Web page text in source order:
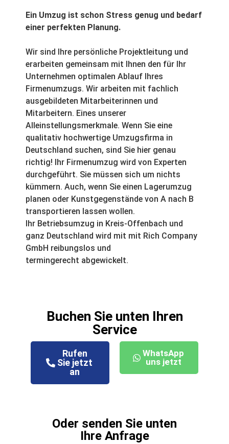
Ein Umzug ist schon Stress genug und bedarf
einer perfekten Planung.
Wir sind Ihre persönliche Projektleitung und
erarbeiten gemeinsam mit Ihnen den für Ihr
Unternehmen optimalen Ablauf Ihres
Firmenumzugs. Wir arbeiten mit fachlich
ausgebildeten Mitarbeiterinnen und
Mitarbeitern. Eines unserer
Alleinstellungsmerkmale. Wenn Sie eine
qualitativ hochwertige Umzugsfirma in
Deutschland suchen, sind Sie hier genau
richtig! Ihr Firmenumzug wird von Experten
durchgeführt. Sie müssen sich um nichts
kümmern. Auch, wenn Sie einen Lagerumzug
planen oder Kunstgegenstände von A nach B
transportieren lassen wollen.
Ihr Betriebsumzug in Kreis-Offenbach und
ganz Deutschland wird mit mit Rich Company
GmbH reibungslos und
termingerecht abgewickelt.
Buchen Sie unten Ihren
Service
Rufen
Sie jetzt
an
WhatsApp
uns jetzt
Oder senden Sie unten
Ihre Anfrage